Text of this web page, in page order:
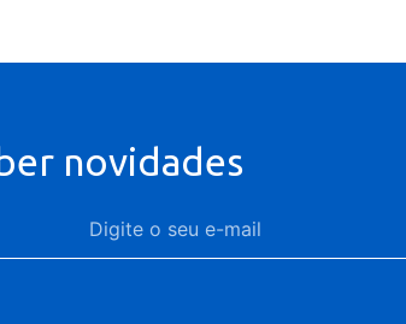
novidades